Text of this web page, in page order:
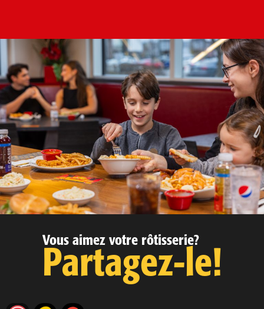
Vous aimez votre rôtisserie?
Partagez-le!